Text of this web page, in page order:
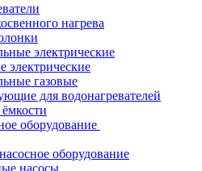
нагрева
электрические
электрические
газовые
для водонагревателей
оборудование
оборудование
насосы